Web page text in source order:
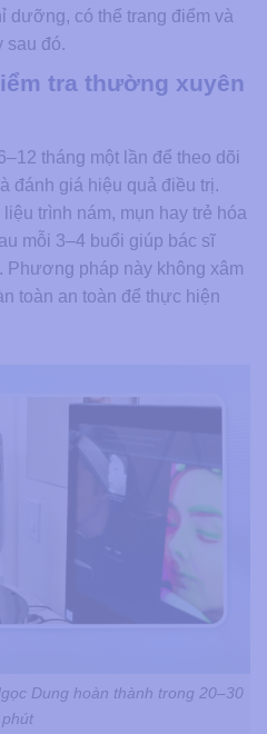
dưỡng, có thể trang điểm và
sau đó.
tra thường xuyên
tháng một lần để theo dõi
đánh giá hiệu quả điều trị.
trình nám, mụn hay trẻ hóa
mỗi 3–4 buổi giúp bác sĩ
Phương pháp này không xâm
toàn an toàn để thực hiện
Dung hoàn thành trong 20–30
phút